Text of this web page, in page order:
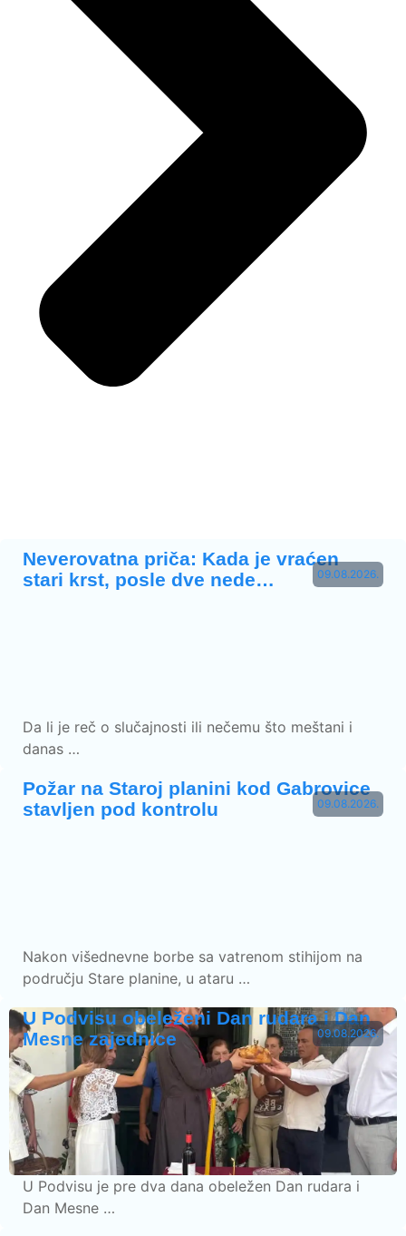
09.08.2026.
Neverovatna priča: Kada je vraćen
stari krst, posle dve nede…
Da li je reč o slučajnosti ili nečemu što meštani i
danas …
09.08.2026.
Požar na Staroj planini kod Gabrovice
stavljen pod kontrolu
Nakon višednevne borbe sa vatrenom stihijom na
području Stare planine, u ataru …
09.08.2026.
U Podvisu obeleženi Dan rudara i Dan
Mesne zajednice
U Podvisu je pre dva dana obeležen Dan rudara i
Dan Mesne …